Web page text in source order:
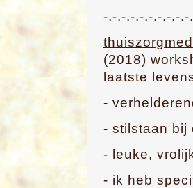
-.-.-.-.-.-.-.-.-
(2018)
laatste
-
- stilstaan bij
- leuke,
- ik heb